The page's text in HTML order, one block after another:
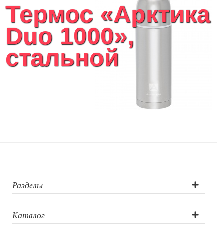
Текстиль для ванной комнаты
Кухонные приспособления
Кухонный текстиль
Ножи разделочные доски
Фоторамки и фотоальбомы
Домашний текстиль
Термос «Арктика
Duo 1000»,
стальной
Разделы
Каталог